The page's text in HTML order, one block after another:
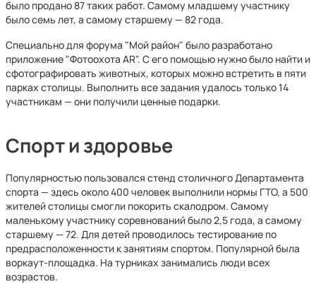
было продано 87 таких работ. Самому младшему участнику
было семь лет, а самому старшему — 82 года.
Специально для форума "Мой район" было разработано
приложение "Фотоохота AR". С его помощью нужно было найти и
сфотографировать животных, которых можно встретить в пяти
парках столицы. Выполнить все задания удалось только 14
участникам — они получили ценные подарки.
Спорт и здоровье
Популярностью пользовался стенд столичного Департамента
спорта — здесь около 400 человек выполнили нормы ГТО, а 500
жителей столицы смогли покорить скалодром. Самому
маленькому участнику соревнований было 2,5 года, а самому
старшему — 72. Для детей проводилось тестирование по
предрасположенности к занятиям спортом. Популярной была
воркаут-площадка. На турниках занимались люди всех
возрастов.